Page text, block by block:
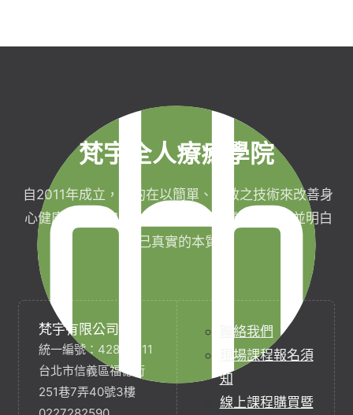
梵宇全人療癒學院
自2011年成立，目的在以簡單、有效之技術來改善身
心健康，協助完成生命目標與實現靈性生活，並明白
自己真實的本質。
梵宇有限公司
統一編號：42854211
台北市信義區福德街
251巷7弄40號3樓
聯絡我們
現場課程報名須
知
線上課程購買暨